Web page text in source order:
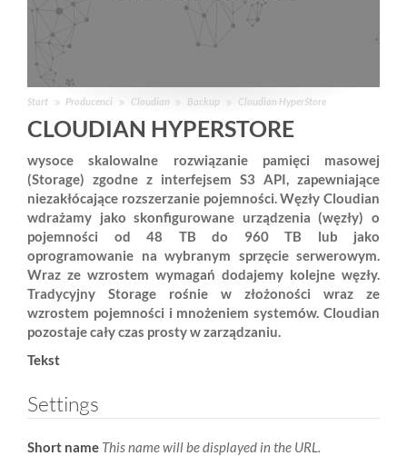
Start Producenci Cloudian Backup Cloudian HyperStore
CLOUDIAN HYPERSTORE
wysoce skalowalne rozwiązanie pamięci masowej
(Storage) zgodne z interfejsem S3 API, zapewniające
niezakłócające rozszerzanie pojemności. Węzły Cloudian
wdrażamy jako skonfigurowane urządzenia (węzły) o
pojemności od 48 TB do 960 TB lub jako
oprogramowanie na wybranym sprzęcie serwerowym.
Wraz ze wzrostem wymagań dodajemy kolejne węzły.
Tradycyjny Storage rośnie w złożoności wraz ze
wzrostem pojemności i mnożeniem systemów. Cloudian
pozostaje cały czas prosty w zarządzaniu.
Tekst
Settings
Short name This name will be displayed in the URL.